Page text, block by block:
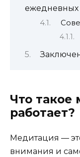
Что такое
работает?
Медитация —
внимания и